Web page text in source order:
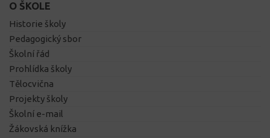
O ŠKOLE
Historie školy
Pedagogický sbor
Školní řád
Prohlídka školy
Tělocvična
Projekty školy
Školní e-mail
Žákovská knížka